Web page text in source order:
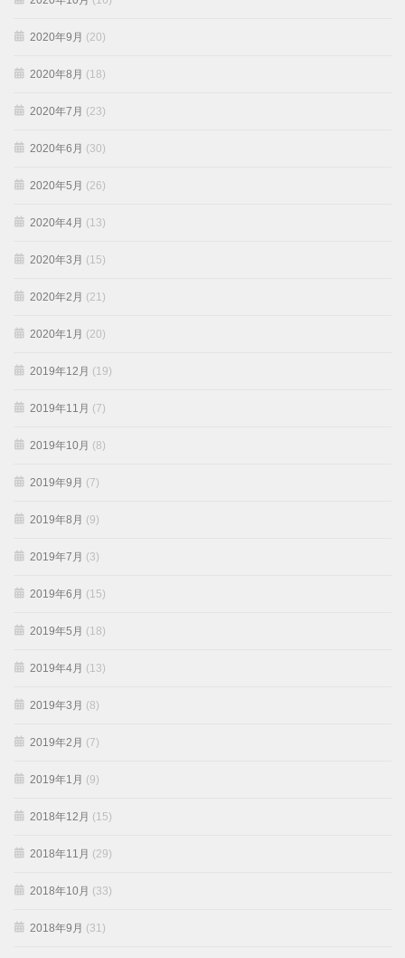
2020年9月 (20)
2020年8月 (18)
2020年7月 (23)
2020年6月 (30)
2020年5月 (26)
2020年4月 (13)
2020年3月 (15)
2020年2月 (21)
2020年1月 (20)
2019年12月 (19)
2019年11月 (7)
2019年10月 (8)
2019年9月 (7)
2019年8月 (9)
2019年7月 (3)
2019年6月 (15)
2019年5月 (18)
2019年4月 (13)
2019年3月 (8)
2019年2月 (7)
2019年1月 (9)
2018年12月 (15)
2018年11月 (29)
2018年10月 (33)
2018年9月 (31)